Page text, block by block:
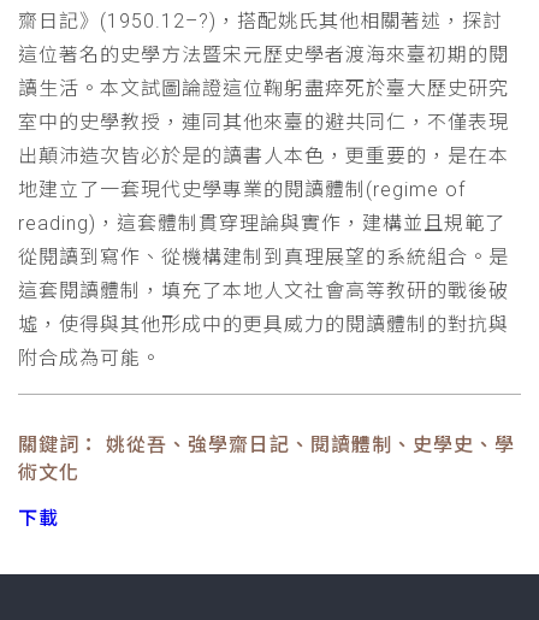
齋日記》(1950.12–?)，搭配姚氏其他相關著述，探討
這位著名的史學方法暨宋元歷史學者渡海來臺初期的閱
讀生活。本文試圖論證這位鞠躬盡瘁死於臺大歷史研究
室中的史學教授，連同其他來臺的避共同仁，不僅表現
出顛沛造次皆必於是的讀書人本色，更重要的，是在本
地建立了一套現代史學專業的閱讀體制(regime of
reading)，這套體制貫穿理論與實作，建構並且規範了
從閱讀到寫作、從機構建制到真理展望的系統組合。是
這套閱讀體制，填充了本地人文社會高等教研的戰後破
墟，使得與其他形成中的更具威力的閱讀體制的對抗與
附合成為可能。
關鍵詞： 姚從吾、強學齋日記、閱讀體制、史學史、學
術文化
下載